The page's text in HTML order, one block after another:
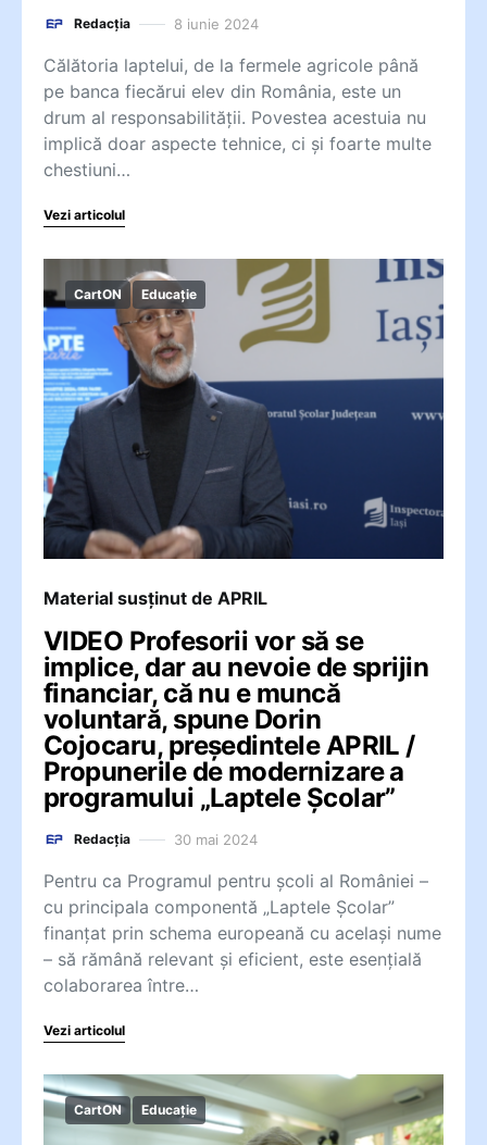
Redacția 8 iunie 2024
Călătoria laptelui, de la fermele agricole până
pe banca fiecărui elev din România, este un
drum al responsabilității. Povestea acestuia nu
implică doar aspecte tehnice, ci și foarte multe
chestiuni…
Vezi articolul
CartON Educație
Material susținut de APRIL
VIDEO Profesorii vor să se
implice, dar au nevoie de sprijin
financiar, că nu e muncă
voluntară, spune Dorin
Cojocaru, președintele APRIL /
Propunerile de modernizare a
programului „Laptele Școlar”
Redacția 30 mai 2024
Pentru ca Programul pentru școli al României –
cu principala componentă „Laptele Școlar”
finanțat prin schema europeană cu același nume
– să rămână relevant și eficient, este esențială
colaborarea între…
Vezi articolul
CartON Educație